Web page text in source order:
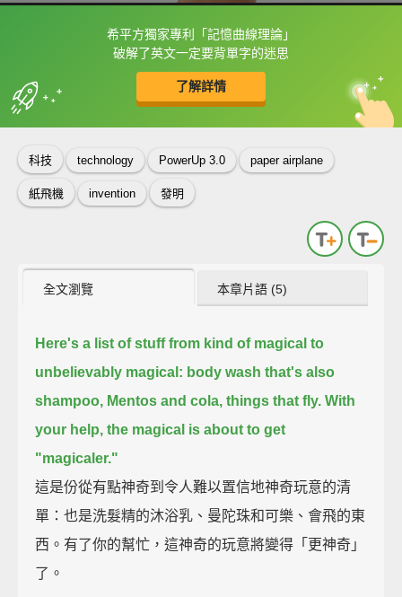
希平方獨家專利「記憶曲線理論」
破解了英文一定要背單字的迷思
了解詳情
框選或點兩下字幕可以直接查字典喔！
收錄佳句 中
英
科技 technology PowerUp 3.0 paper airplane
紙飛機 invention 發明
全文瀏覽 本章片語 (5)
Here's a list of stuff from kind of magical to
unbelievably magical: body wash that's also
shampoo, Mentos and cola, things that fly. With
your help, the magical is about to get
"magicaler."
這是份從有點神奇到令人難以置信地神奇玩意的清
單：也是洗髮精的沐浴乳、曼陀珠和可樂、會飛的東
西。有了你的幫忙，這神奇的玩意將變得「更神奇」
了。